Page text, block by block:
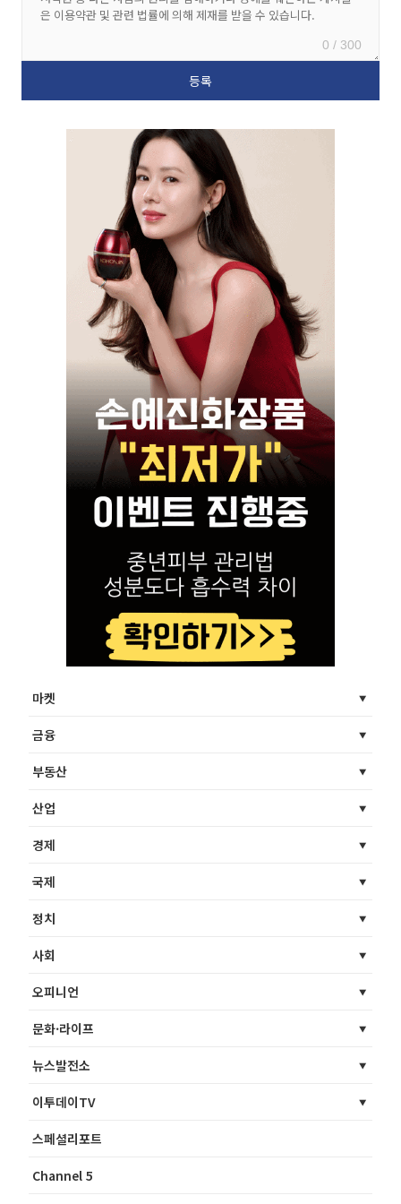
0 / 300
마켓
금융
부동산
산업
경제
국제
정치
사회
오피니언
문화·라이프
뉴스발전소
이투데이TV
스페셜리포트
Channel 5